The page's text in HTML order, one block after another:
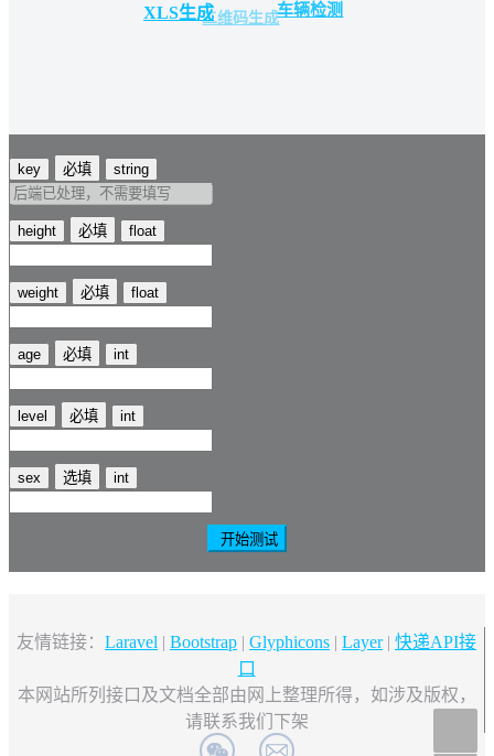
XLS生成二维码生成车辆检测
key 必填 string
height 必填 float
weight 必填 float
age 必填 int
level 必填 int
sex 选填 int
开始测试
友情链接： Laravel | Bootstrap | Glyphicons | Layer| 快递API接
口
本网站所列接口及文档全部由网上整理所得，如涉及版权，
请联系我们下架